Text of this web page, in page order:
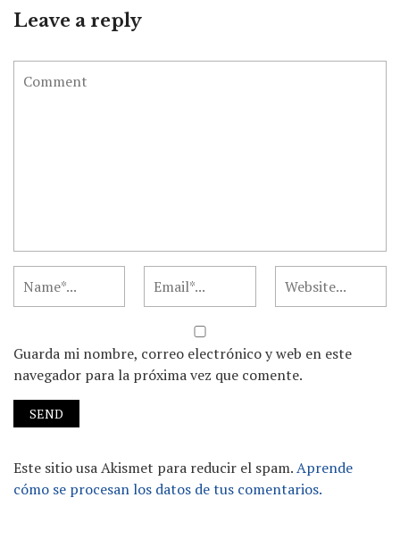
Leave a reply
Guarda mi nombre, correo electrónico y web en este
navegador para la próxima vez que comente.
Este sitio usa Akismet para reducir el spam.Aprende
cómo se procesan los datos de tus comentarios.